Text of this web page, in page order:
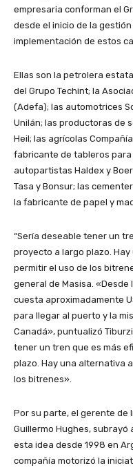
empresaria conforman el
desde el inicio de la
implementación de estos
Ellas son la petrolera
del Grupo Techint; la
(Adefa); las automotrices
Unilán; las productoras de
Heil; las agrícolas
fabricante de tableros
autopartistas Haldex y
Tasa y Bonsur; las
la fabricante de papel y
“Sería deseable tener un
proyecto a largo plazo.
permitir el uso de los
general de Masisa. «Desde
cuesta aproximadamente
para llegar al puerto y la
Canadá», puntualizó
tener un tren que es más
plazo. Hay una alternativa
los bitrenes».
Por su parte, el gerente de
Guillermo Hughes, subrayó
esta idea desde 1998 en
compañía motorizó la